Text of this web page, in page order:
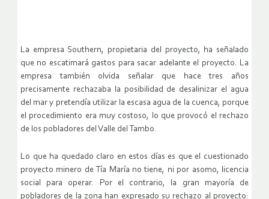
La empresa Southern, propietaria del proyecto, ha señalado
que no escatimará gastos para sacar adelante el proyecto. La
empresa también olvida señalar que hace tres años
precisamente rechazaba la posibilidad de desalinizar el agua
del mar y pretendía utilizar la escasa agua de la cuenca, porque
el procedimiento era muy costoso, lo que provocó el rechazo
de los pobladores del Valle del Tambo.
Lo que ha quedado claro en estos días es que el cuestionado
proyecto minero de Tía María no tiene, ni por asomo, licencia
social para operar. Por el contrario, la gran mayoría de
pobladores de la zona han expresado su rechazo al proyecto: